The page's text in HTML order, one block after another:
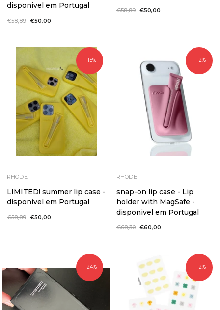
disponivel em Portugal
Preço
€58,89 Preço
€50,00
Preço
€58,89 Preço
€50,00
- 15%
RHODE
LIMITED! summer lip case -
disponivel em Portugal
Preço
€58,89 Preço
€50,00
- 12%
RHODE
snap-on lip case - Lip
holder with MagSafe -
disponivel em Portugal
Preço
€68,30 Preço
€60,00
- 24% - 12%